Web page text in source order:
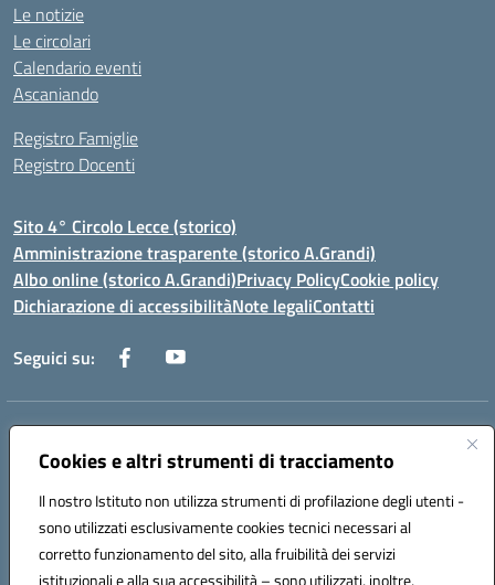
Cookies e altri strumenti di tracciamento
Il nostro Istituto non utilizza strumenti di profilazione degli utenti -
sono utilizzati esclusivamente cookies tecnici necessari al
corretto funzionamento del sito, alla fruibilità dei servizi
istituzionali e alla sua accessibilità – sono utilizzati, inoltre,
Le notizie
Le circolari
Calendario eventi
Ascaniando
Registro Famiglie
Registro Docenti
Sito 4° Circolo Lecce (storico)
Amministrazione trasparente (storico A.Grandi)
Albo online (storico A.Grandi)Privacy PolicyCookie policy
Dichiarazione di accessibilitàNote legaliContatti
Seguici su:
Indirizzo:
Centralino:0832/346889 Email:leic8av008@istruzione.it
Codice fiscale: 93173040754
Codice meccanografico:
LEIC8AV008
Codice Indice delle Pubbliche Amministrazioni (IPA): BZRH652R